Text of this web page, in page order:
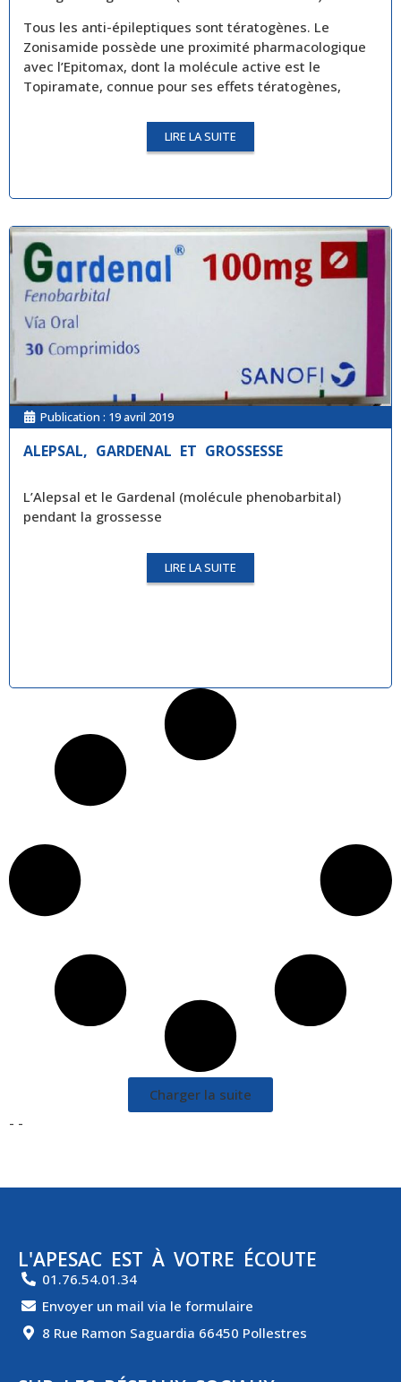
Tous les anti-épileptiques sont tératogènes. Le
Zonisamide possède une proximité pharmacologique
avec l’Epitomax, dont la molécule active est le
Topiramate, connue pour ses effets tératogènes,
LIRE LA SUITE
Publication : 19 avril 2019
ALEPSAL, GARDENAL ET GROSSESSE
L’Alepsal et le Gardenal (molécule phenobarbital)
pendant la grossesse
LIRE LA SUITE
Charger la suite
- -
L'APESAC EST À VOTRE ÉCOUTE
01.76.54.01.34
Envoyer un mail via le formulaire
8 Rue Ramon Saguardia 66450 Pollestres